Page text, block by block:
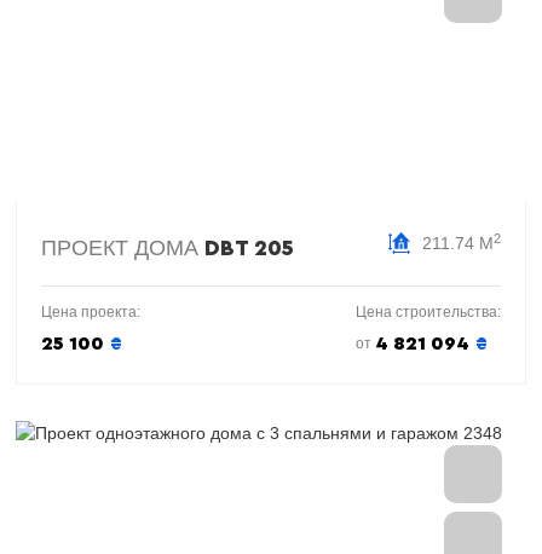
ПРОЕКТ ДОМА DBT 205 211.74 М2
Цена проекта:
25 100 ₴
Цена строительства:
от 4 821 094 ₴